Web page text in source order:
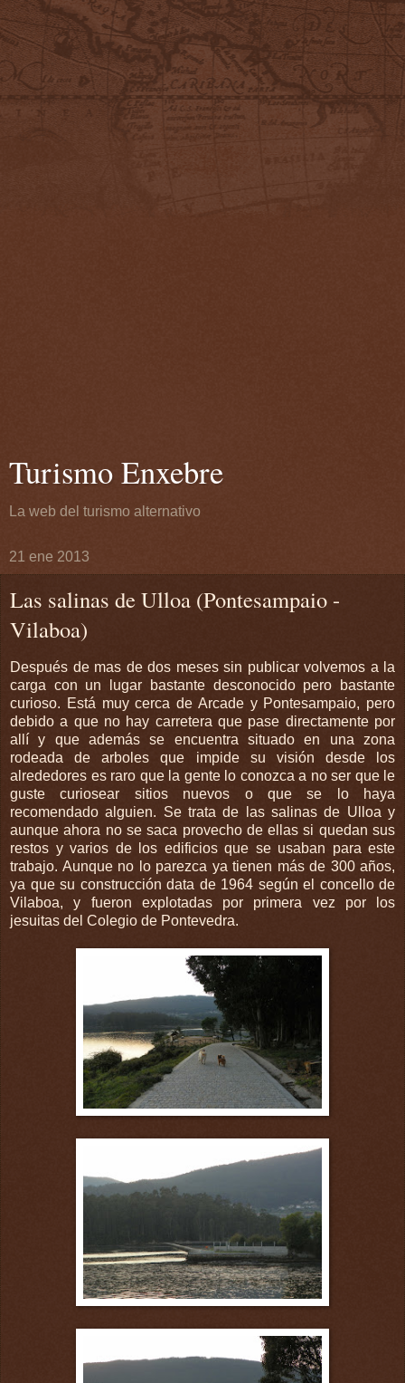
Turismo Enxebre
La web del turismo alternativo
21 ene 2013
Las salinas de Ulloa (Pontesampaio -
Vilaboa)
Después de mas de dos meses sin publicar volvemos a la
carga con un lugar bastante desconocido pero bastante
curioso. Está muy cerca de Arcade y Pontesampaio, pero
debido a que no hay carretera que pase directamente por
allí y que además se encuentra situado en una zona
rodeada de arboles que impide su visión desde los
alrededores es raro que la gente lo conozca a no ser que le
guste curiosear sitios nuevos o que se lo haya
recomendado alguien. Se trata de las salinas de Ulloa y
aunque ahora no se saca provecho de ellas si quedan sus
restos y varios de los edificios que se usaban para este
trabajo. Aunque no lo parezca ya tienen más de 300 años,
ya que su construcción data de 1964 según el concello de
Vilaboa, y fueron explotadas por primera vez por los
jesuitas del Colegio de Pontevedra.